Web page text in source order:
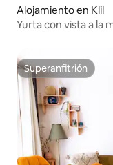
Alojamiento en Klil
Superanfitrión
Superanfitrión